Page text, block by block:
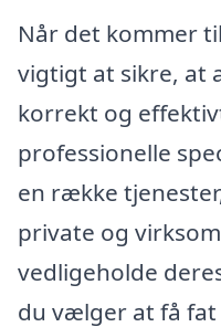
Når det kommer
vigtigt at sikre, at
korrekt og
professionelle
en række
private og
vedligeholde
du vælger at få fat